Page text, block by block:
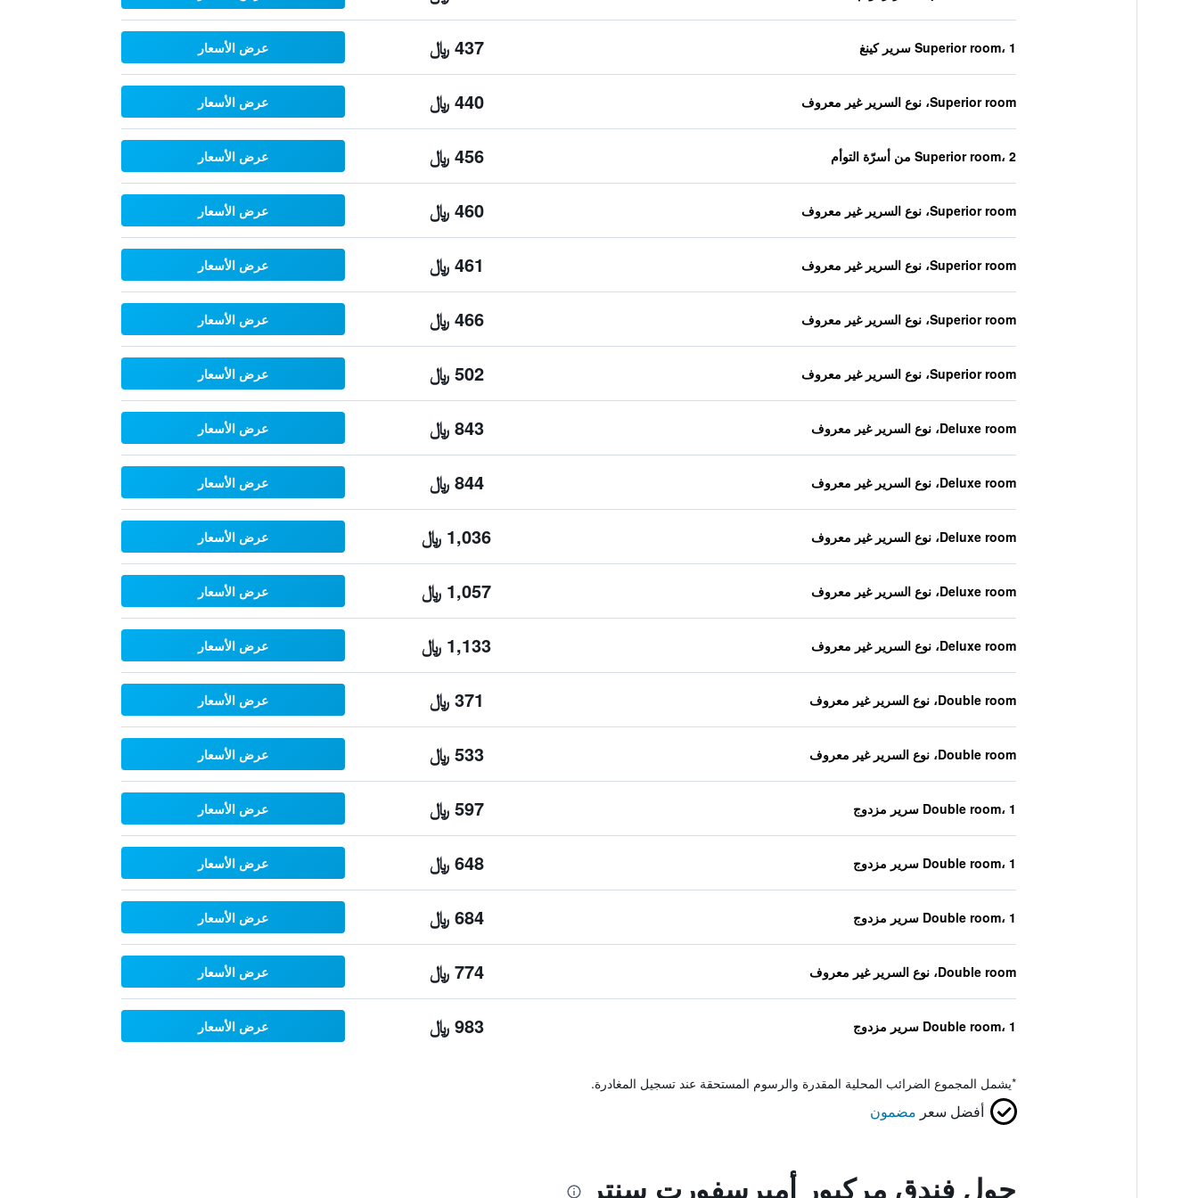
Superior room، 1 سرير كينغ 437 ﷼ عرض الأسعار
Superior room، نوع السرير غير معروف 440 ﷼ عرض الأسعار
Superior room، 2 من أسرّة التوأم 456 ﷼ عرض الأسعار
Superior room، نوع السرير غير معروف 460 ﷼ عرض الأسعار
Superior room، نوع السرير غير معروف 461 ﷼ عرض الأسعار
Superior room، نوع السرير غير معروف 466 ﷼ عرض الأسعار
Superior room، نوع السرير غير معروف 502 ﷼ عرض الأسعار
Deluxe room، نوع السرير غير معروف 843 ﷼ عرض الأسعار
Deluxe room، نوع السرير غير معروف 844 ﷼ عرض الأسعار
Deluxe room، نوع السرير غير معروف 1,036 ﷼ عرض الأسعار
Deluxe room، نوع السرير غير معروف 1,057 ﷼ عرض الأسعار
Deluxe room، نوع السرير غير معروف 1,133 ﷼ عرض الأسعار
Double room، نوع السرير غير معروف 371 ﷼ عرض الأسعار
Double room، نوع السرير غير معروف 533 ﷼ عرض الأسعار
Double room، 1 سرير مزدوج 597 ﷼ عرض الأسعار
Double room، 1 سرير مزدوج 648 ﷼ عرض الأسعار
Double room، 1 سرير مزدوج 684 ﷼ عرض الأسعار
Double room، نوع السرير غير معروف 774 ﷼ عرض الأسعار
Double room، 1 سرير مزدوج 983 ﷼ عرض الأسعار
*يشمل المجموع الضرائب المحلية المقدرة والرسوم المستحقة عند تسجيل المغادرة.
أفضل سعر مضمون
حول فندق مركيور أميرسفورت سنتر